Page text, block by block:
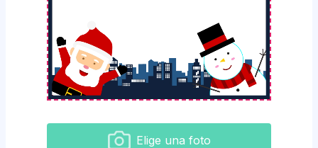
Elige una foto